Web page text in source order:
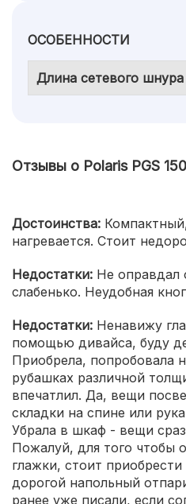
ОСОБЕННОСТИ
Длина сетевого шнура
Отзывы о Polaris PGS
Достоинства:
нагревается. Стоит
Недостатки: Не оправдал
слабенько. Неудобная
Недостатки: Ненавижу
помощью дивайса, буду
Приобрела, попробовала
рубашках различной
впечатлил. Да, вещи
складки на спине или
Убрала в шкаф - вещи
Пожалуй, для того чтобы
глажки, стоит
дорогой напольный
ранее уже писали, если